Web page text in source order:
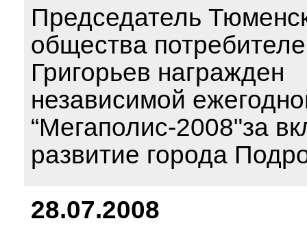
Председатель
общества
Григорьев награжден
независимой
“Мегаполис-2008"за
развитие города
28.07.2008